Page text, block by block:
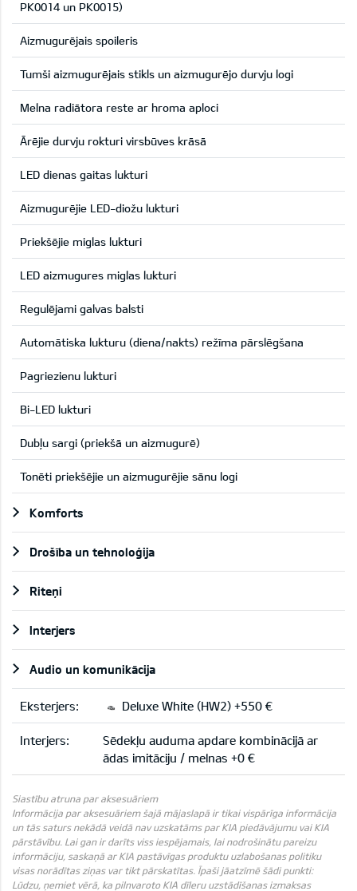
PK0014 un PK0015)
Aizmugurējais spoileris
Tumši aizmugurējais stikls un aizmugurējo durvju logi
Melna radiātora reste ar hroma aploci
Ārējie durvju rokturi virsbūves krāsā
LED dienas gaitas lukturi
Aizmugurējie LED-diožu lukturi
Priekšējie miglas lukturi
LED aizmugures miglas lukturi
Regulējami galvas balsti
Automātiska lukturu (diena/nakts) režīma pārslēgšana
Pagriezienu lukturi
Bi-LED lukturi
Dubļu sargi (priekšā un aizmugurē)
Tonēti priekšējie un aizmugurējie sānu logi
Komforts
Drošība un tehnoloģija
Riteņi
Interjers
Audio un komunikācija
Eksterjers: Deluxe White (HW2) +550 €
Interjers:
Sēdekļu auduma apdare kombinācijā ar
ādas imitāciju / melnas +0 €
Siastību atruna par aksesuāriem
Informācija par aksesuāriem šajā mājaslapā ir tikai vispārīga informācija
un tās saturs nekādā veidā nav uzskatāms par KIA piedāvājumu vai KIA
pārstāvību. Lai gan ir darīts viss iespējamais, lai nodrošinātu pareizu
informāciju, saskaņā ar KIA pastāvīgas produktu uzlabošanas politiku
visas norādītas ziņas var tikt pārskatītas. Īpaši jāatzīmē šādi punkti:
Lūdzu, ņemiet vērā, ka pilnvaroto KIA dīleru uzstādīšanas izmaksas